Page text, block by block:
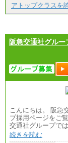
アトップクラスを
阪急交通社グルー
こんにちは。 阪急
プ採用ページをご
交通社グループで
続きを読む